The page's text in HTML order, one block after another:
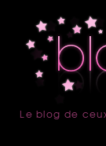
accueil
Le blog de